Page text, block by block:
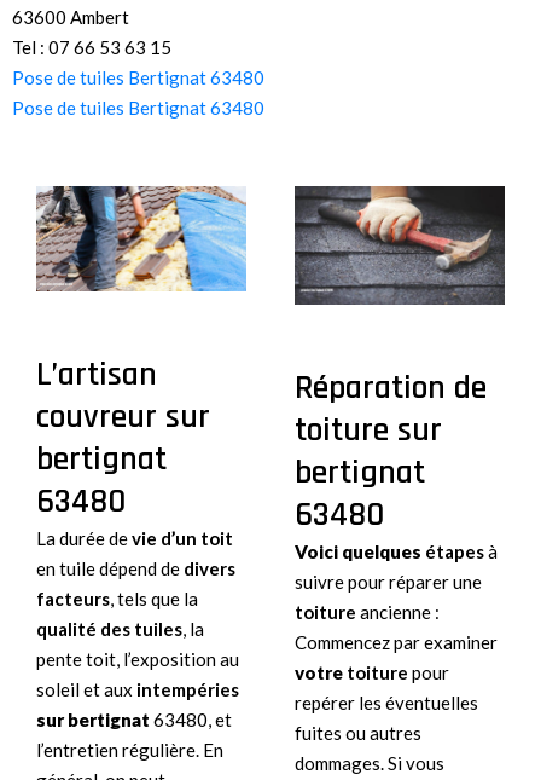
63600 Ambert
Tel : 07 66 53 63 15
Pose de tuiles Bertignat 63480
Pose de tuiles Bertignat 63480
L’artisan
couvreur sur
bertignat
63480
La durée devie d’un toit
en tuile dépend de divers
facteurs, tels que la
qualité des tuiles, la
pente toit, l’exposition au
soleil et aux intempéries
sur bertignat 63480, et
l’entretien régulière. En
Réparation de
toiture sur
bertignat
63480
Voici quelques étapesà
suivre pour réparer une
toiture ancienne :
Commencez par examiner
votre toiture pour
repérer les éventuelles
fuites ou autres
dommages. Si vous